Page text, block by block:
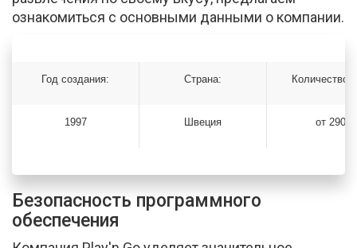
ознакомиться с основными данными о компании.
Год создания:
1997
Страна:
Швеция
Количество
от 290
Безопасность программного
обеспечения